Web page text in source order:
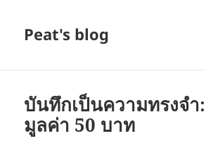
Peat's blog
บันทึกเป็นความทรงจำ
มูลค่า 50 บาท